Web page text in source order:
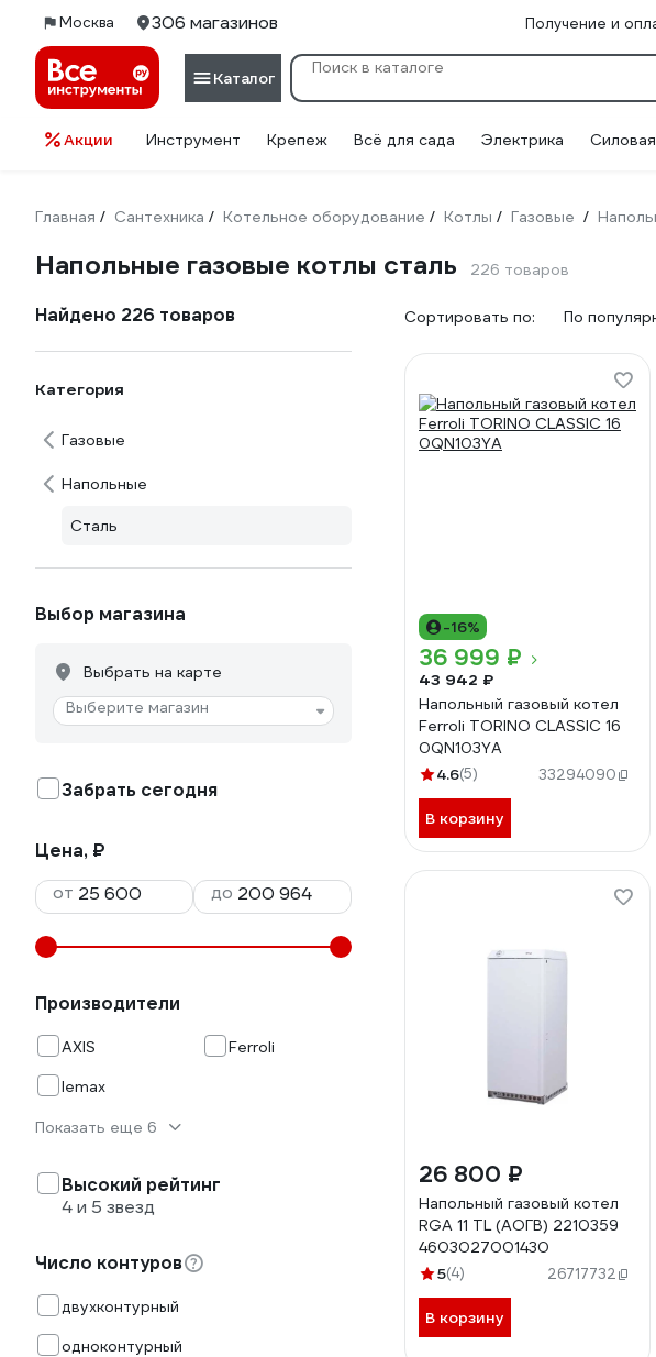
Москва 306 магазинов Получение и
Каталог
Акции Инструмент Крепеж Всё для сада Электрика
Главная / Сантехника / Котельное оборудование / Котлы / Газовые /
Напольные газовые котлы сталь 226 товаров
Найдено 226 товаров
Категория
Газовые
Напольные
Сталь
Выбор магазина
Выбрать на карте
Выберите магазин
Забрать сегодня
Цена, ₽
от
до
Производители
AXIS
Ferroli
lemax
Показать еще 6
Высокий рейтинг
4 и 5 звезд
Число контуров
двухконтурный
одноконтурный
Сортировать по: По
-16%
36 999 ₽
43 942 ₽
Напольный газовый котел
Ferroli TORINO CLASSIC 16
0QN103YA
4.6(5) 33294090
В корзину
26 800 ₽
Напольный газовый котел
RGA 11 TL (АОГВ) 2210359
4603027001430
5(4) 26717732
В корзину